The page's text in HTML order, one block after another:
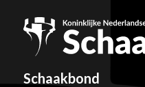
Schaakbond